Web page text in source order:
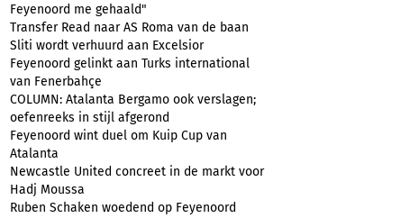
Feyenoord me gehaald"
Transfer Read naar AS Roma van de baan
Sliti wordt verhuurd aan Excelsior
Feyenoord gelinkt aan Turks international
van Fenerbahçe
COLUMN: Atalanta Bergamo ook verslagen;
oefenreeks in stijl afgerond
Feyenoord wint duel om Kuip Cup van
Atalanta
Newcastle United concreet in de markt voor
Hadj Moussa
Ruben Schaken woedend op Feyenoord